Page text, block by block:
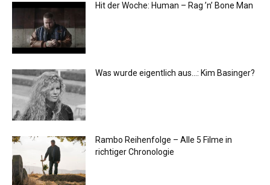
Hit der Woche: Human – Rag ’n’ Bone Man
Was wurde eigentlich aus…: Kim Basinger?
Rambo Reihenfolge – Alle 5 Filme in
richtiger Chronologie